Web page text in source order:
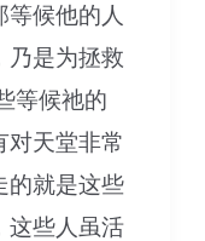
候他的人
乃是为拯救
等候祂的
对天堂非常
的就是这些
这些人虽活